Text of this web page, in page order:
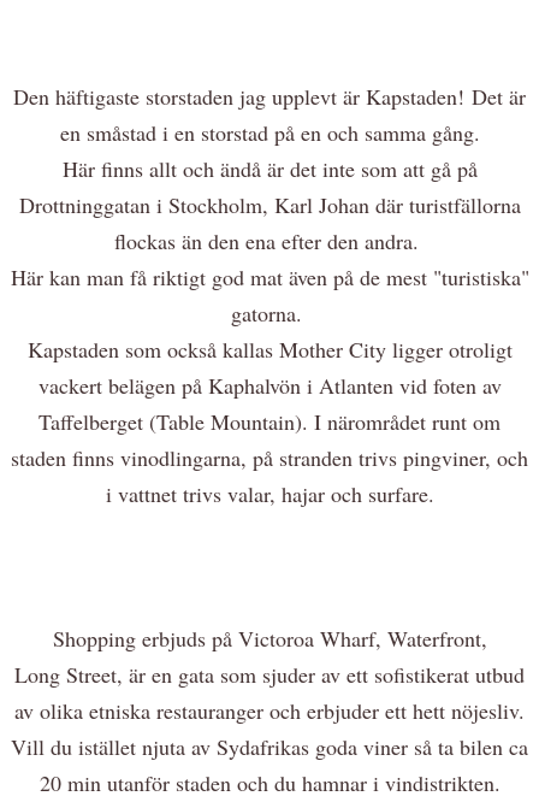
Den häftigaste storstaden jag upplevt är Kapstaden! Det är
en småstad i en storstad på en och samma gång.
Här finns allt och ändå är det inte som att gå på
Drottninggatan i Stockholm, Karl Johan där turistfällorna
flockas än den ena efter den andra.
Här kan man få riktigt god mat även på de mest "turistiska"
gatorna.
Kapstaden som också kallas Mother City ligger otroligt
vackert belägen på Kaphalvön i Atlanten vid foten av
Taffelberget (Table Mountain). I närområdet runt om
staden finns vinodlingarna, på stranden trivs pingviner, och
i vattnet trivs valar, hajar och surfare.
Shopping erbjuds på Victoroa Wharf, Waterfront,
Long Street, är en gata som sjuder av ett sofistikerat utbud
av olika etniska restauranger och erbjuder ett hett nöjesliv.
Vill du istället njuta av Sydafrikas goda viner så ta bilen ca
20 min utanför staden och du hamnar i vindistrikten.